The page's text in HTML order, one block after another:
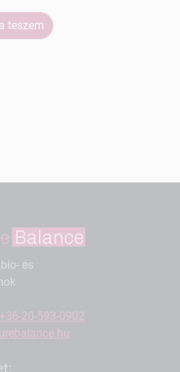
teszem
és
+36-20-593-0902